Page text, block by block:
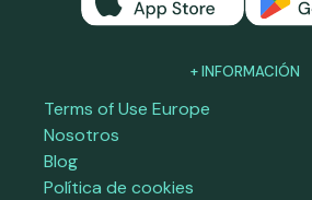
+ INFORMACIÓN
Terms of Use Europe
Nosotros
Blog
Política de cookies